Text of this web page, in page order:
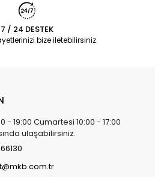
7 / 24 DESTEK
bize iletebilirsiniz.
- 19:00 Cumartesi 10:00 - 17:00
ulaşabilirsiniz.